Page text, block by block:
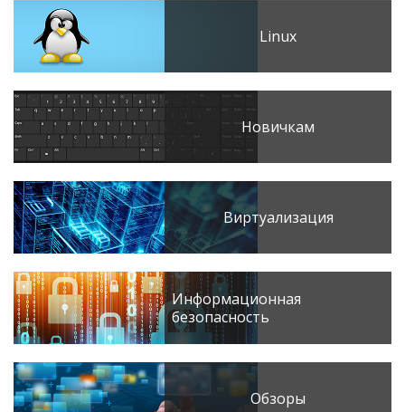
Linux
Новичкам
Виртуализация
Информационная
безопасность
Обзоры